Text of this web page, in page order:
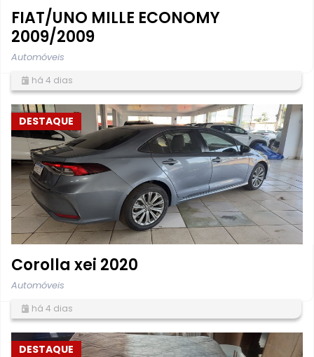
FIAT/UNO MILLE ECONOMY
2009/2009
Automóveis
há 4 dias
DESTAQUE
Corolla xei 2020
Automóveis
há 4 dias
DESTAQUE